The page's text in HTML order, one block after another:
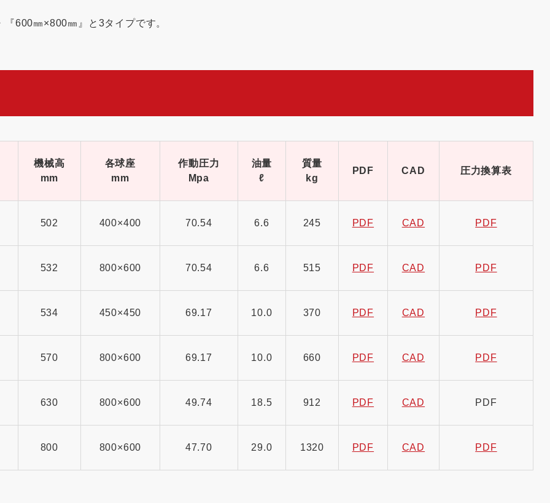
600㎜×800㎜』と3タイプです。
機械高
mm
各球座
mm
作動圧力
Mpa
油量
ℓ
質量
kg
PDF CAD 圧力換算表
502 400×400 70.54 6.6 245 PDF CAD PDF
532 800×600 70.54 6.6 515 PDF CAD PDF
534 450×450 69.17 10.0 370 PDF CAD PDF
570 800×600 69.17 10.0 660 PDF CAD PDF
630 800×600 49.74 18.5 912 PDF CAD PDF
800 800×600 47.70 29.0 1320 PDF CAD PDF